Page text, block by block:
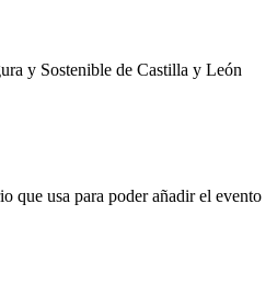
y Sostenible de Castilla y León
que usa para poder añadir el evento